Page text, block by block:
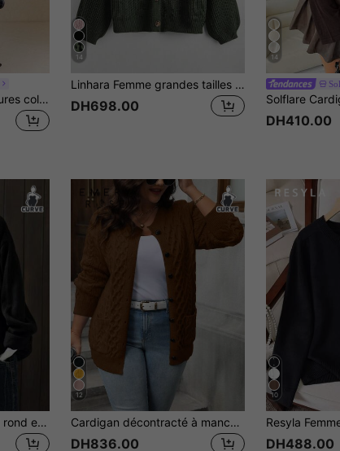
Elaquor Cardigan à rayures col V manches longues décontracté pour femmes grandes tailles en automne/hiver
14
Linhara Femme grandes tailles Cardigiande couleur unie à col en V et simple boutonnage, manches longues, décontracté polyvalent, automne/hiver
DH698.00
14
DH410.00
Cardigan en tricot à col rond et manches longues, grande taille, décontracté, noir, automne/hiver
12
Cardigan décontracté à manches longues et boutons pour femmes grandes tailles
DH836.00
10
DH488.00